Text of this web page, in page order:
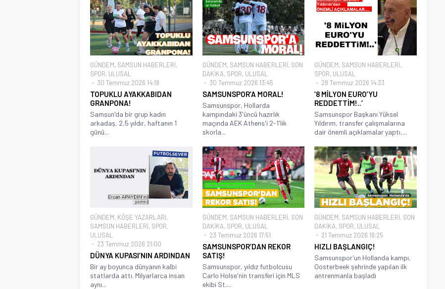
GÜNDEM, SAMSUN HABERLERİ,
SPOR, ULUSAL
30 Temmuz 2026 14:18
TOPUKLU AYAKKABIDAN
GRANPONA!
Samsun'da bir grup kadın
arkadaş, 2,5 yıldır, haftanın 1
günü...
GÜNDEM, SAMSUN HABERLERİ, SON
DAKİKA, SPOR, ULUSAL
30 Temmuz 2026 13:45
SAMSUNSPOR’A MORAL!
Samsunspor, Hollarda
kampındaki 3'üncü hazırlık
maçında AEK Athens'i 2-1'lik
skorla...
GÜNDEM, SAMSUN HABERLERİ,
SPOR, ULUSAL
28 Temmuz 2026 14:33
‘8 MİLYON EURO’YU
REDDETTİM!..’
Samsunspor Başkanı Yüksel
Yıldırım, transfer çalışmalarına
dair önemli açıklamalar yaptı,...
GÜNDEM, KÖŞE YAZARLARI,
SAMSUN HABERLERİ, SPOR,
ULUSAL
23 Temmuz 2026 21:00
DÜNYA KUPASI’NIN ARDINDAN
Bir ay boyunca dünyanın kalbi
statlarda attı. Milyarlarca insan
aynı...
GÜNDEM, SAMSUN HABERLERİ, SON
DAKİKA, SPOR, ULUSAL
23 Temmuz 2026 17:51
SAMSUNSPOR’DAN REKOR
SATIŞ!
Samsunspor, yıldız futbolcusu
Carlo Holse'nin transferi için MLS
ekibi St....
GÜNDEM, SAMSUN HABERLERİ, SON
DAKİKA, SPOR, ULUSAL
21 Temmuz 2026 16:25
HIZLI BAŞLANGIÇ!
Samsunspor’un Hollanda kampı,
Oosterbeek şehrinde yapılan ilk
antrenmanla başladı